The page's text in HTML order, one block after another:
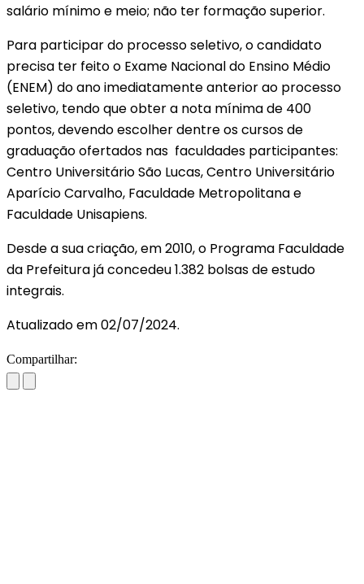
salário mínimo e meio; não ter formação superior.
Para participar do processo seletivo, o candidato
precisa ter feito o Exame Nacional do Ensino Médio
(ENEM) do ano imediatamente anterior ao processo
seletivo, tendo que obter a nota mínima de 400
pontos, devendo escolher dentre os cursos de
graduação ofertados nas faculdades participantes:
Centro Universitário São Lucas, Centro Universitário
Aparício Carvalho, Faculdade Metropolitana e
Faculdade Unisapiens.
Desde a sua criação, em 2010, o Programa Faculdade
da Prefeitura já concedeu 1.382 bolsas de estudo
integrais.
Atualizado em 02/07/2024.
Compartilhar: